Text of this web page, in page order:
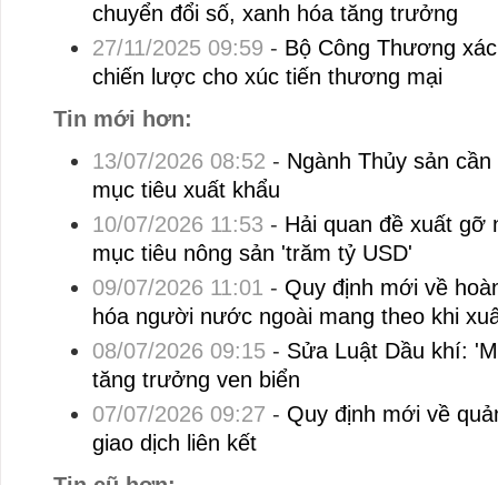
chuyển đổi số, xanh hóa tăng trưởng
27/11/2025 09:59 - Bộ Công Thương
chiến lược cho xúc tiến thương mại
Tin mới hơn:
13/07/2026 08:52 - Ngành Thủy sản
mục tiêu xuất khẩu
10/07/2026 11:53 - Hải quan đề xuất
mục tiêu nông sản 'trăm tỷ USD'
09/07/2026 11:01 - Quy định mới về
hóa người nước ngoài mang theo khi
08/07/2026 09:15- Sửa Luật Dầu khí:
tăng trưởng ven biển
07/07/2026 09:27 - Quy định mới về
giao dịch liên kết